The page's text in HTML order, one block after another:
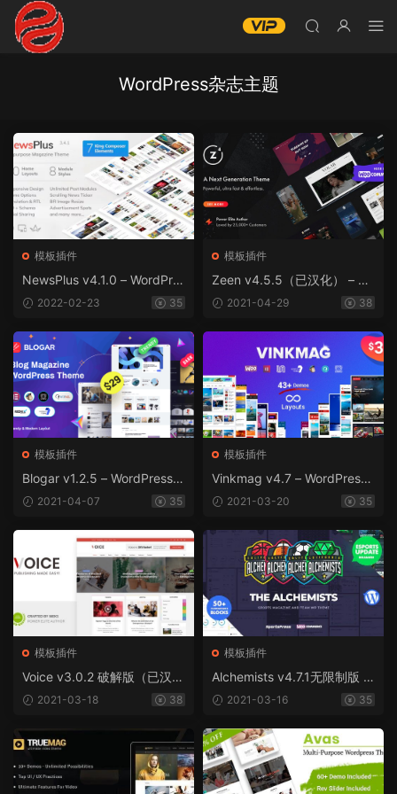
WordPress杂志主题
模板插件
NewsPlus v4.1.0 – WordPre
ss新闻和杂志主题
2022-02-23 35
模板插件
Zeen v4.5.5（已汉化） – W
ordPress杂志主题
2021-04-29 38
模板插件
Blogar v1.2.5 – WordPress博
客杂志主题
2021-04-07 35
模板插件
Vinkmag v4.7 – WordPress
新闻杂志主题
2021-03-20 35
模板插件
Voice v3.0.2 破解版（已汉
化） – WordPress新闻杂志主
2021-03-18 38
模板插件
Alchemists v4.7.1无限制版 –
WordPress杂志主题
2021-03-16 35